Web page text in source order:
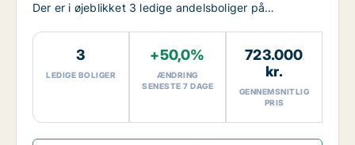
Der er i øjeblikket 3 ledige andelsboliger på
3
LEDIGE BOLIGER
+50,0%
ÆNDRING
SENESTE 7 DAGE
723.000
kr.
GENNEMSNITLIG
PRIS